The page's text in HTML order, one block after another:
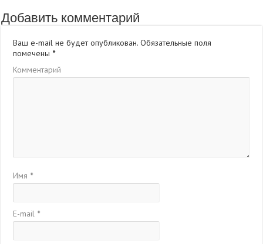
Добавить комментарий
Ваш e-mail не будет опубликован. Обязательные поля
помечены *
Комментарий
Имя *
E-mail *